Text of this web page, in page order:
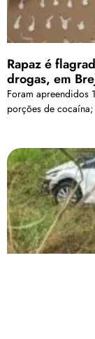
Rapaz é
drogas, em
Foram apreendidos
porções de